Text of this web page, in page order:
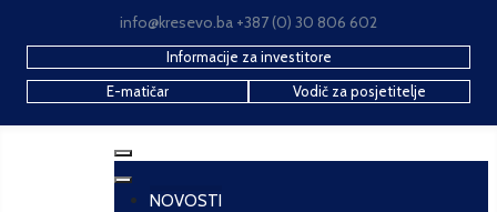
info@kresevo.ba +387 (0) 30 806 602
Informacije za investitore
E-matičar
Vodič za posjetitelje
NOVOSTI